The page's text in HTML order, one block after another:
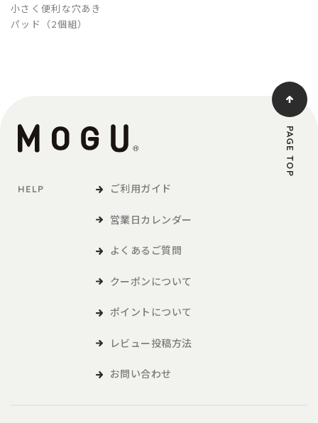
小さく便利な穴あき
パッド（2個組）
HELP ご利用ガイド
営業日カレンダー
よくあるご質問
クーポンについて
ポイントについて
レビュー投稿方法
お問い合わせ
PAGE TOP